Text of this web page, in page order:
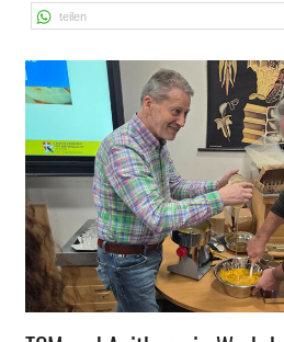
teilen
Wissen